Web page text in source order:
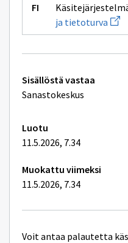
ja tietoturva Avaa
uuden
Tekniset
lisätiedot
Sisällöstä vastaa
Sanastokeskus
Luotu
11.5.2026, 7.34
Muokattu viimeksi
11.5.2026, 7.34
Voit antaa palautetta